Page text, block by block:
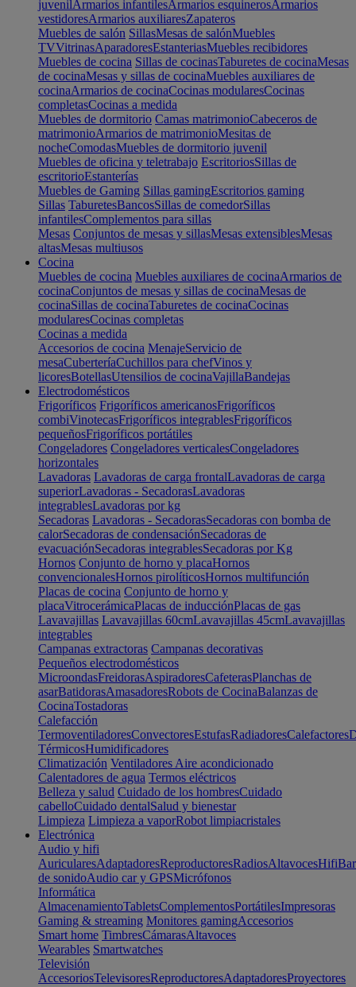
juvenilArmarios infantilesArmarios esquinerosArmarios
vestidoresArmarios auxiliaresZapateros
Muebles de salón SillasMesas de salónMuebles
TVVitrinasAparadoresEstanteriasMuebles recibidores
Muebles de cocina Sillas de cocinasTaburetes de cocinaMesas
de cocinaMesas y sillas de cocinaMuebles auxiliares de
cocinaArmarios de cocinaCocinas modularesCocinas
completasCocinas a medida
Muebles de dormitorio Camas matrimonioCabeceros de
matrimonioArmarios de matrimonioMesitas de
nocheComodasMuebles de dormitorio juvenil
Muebles de oficina y teletrabajo EscritoriosSillas de
escritorioEstanterías
Muebles de Gaming Sillas gamingEscritorios gaming
Sillas TaburetesBancosSillas de comedorSillas
infantilesComplementos para sillas
Mesas Conjuntos de mesas y sillasMesas extensiblesMesas
altasMesas multiusos
Cocina
Muebles de cocina Muebles auxiliares de cocinaArmarios de
cocinaConjuntos de mesas y sillas de cocinaMesas de
cocinaSillas de cocinaTaburetes de cocinaCocinas
modularesCocinas completas
Cocinas a medida
Accesorios de cocina MenajeServicio de
mesaCuberteríaCuchillos para chefVinos y
licoresBotellasUtensilios de cocinaVajillaBandejas
Electrodomésticos
Frigoríficos Frigoríficos americanosFrigoríficos
combiVinotecasFrigoríficos integrablesFrigoríficos
pequeñosFrigoríficos portátiles
Congeladores Congeladores verticalesCongeladores
horizontales
Lavadoras Lavadoras de carga frontalLavadoras de carga
superiorLavadoras - SecadorasLavadoras
integrablesLavadoras por kg
Secadoras Lavadoras - SecadorasSecadoras con bomba de
calorSecadoras de condensaciónSecadoras de
evacuaciónSecadoras integrablesSecadoras por Kg
Hornos Conjunto de horno y placaHornos
convencionalesHornos pirolíticosHornos multifunción
Placas de cocina Conjunto de horno y
placaVitrocerámicaPlacas de inducciónPlacas de gas
Lavavajillas Lavavajillas 60cmLavavajillas 45cmLavavajillas
integrables
Campanas extractoras Campanas decorativas
Pequeños electrodomésticos
MicroondasFreidorasAspiradoresCafeterasPlanchas de
asarBatidorasAmasadoresRobots de CocinaBalanzas de
CocinaTostadoras
Calefacción
TermoventiladoresConvectoresEstufasRadiadoresCalefactores
TérmicosHumidificadores
Climatización Ventiladores Aire acondicionado
Calentadores de agua Termos eléctricos
Belleza y salud Cuidado de los hombresCuidado
cabelloCuidado dentalSalud y bienestar
Limpieza Limpieza a vaporRobot limpiacristales
Electrónica
Audio y hifi
AuricularesAdaptadoresReproductoresRadiosAltavocesHifi
de sonidoAudio car y GPSMicrófonos
Informática
AlmacenamientoTabletsComplementosPortátilesImpresoras
Gaming & streaming Monitores gamingAccesorios
Smart home TimbresCámarasAltavoces
Wearables Smartwatches
Televisión
AccesoriosTelevisoresReproductoresAdaptadoresProyectores